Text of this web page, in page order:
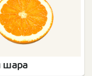
шара